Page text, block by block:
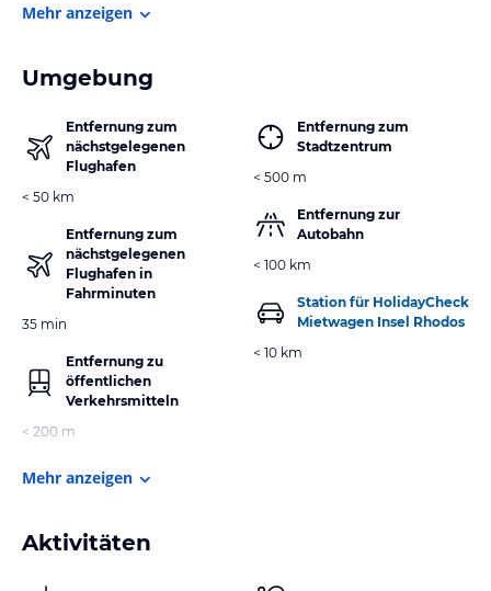
Mehr anzeigen
Umgebung
Entfernung zum
nächstgelegenen
Flughafen
< 50 km
Entfernung zum
nächstgelegenen
Flughafen in
Fahrminuten
35 min
Entfernung zu
öffentlichen
Verkehrsmitteln
< 200 m
Entfernung zum
Stadtzentrum
< 500 m
Entfernung zur
Autobahn
< 100 km
Station für HolidayCheck
Mietwagen Insel Rhodos
< 10 km
Mehr anzeigen
Aktivitäten